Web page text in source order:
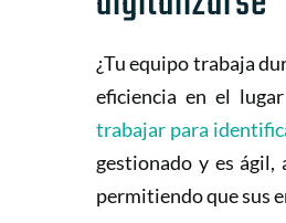
¿Tu equipo trabaja
eficiencia en el
trabajar para
gestionado y es ágil,
permitiendo que sus